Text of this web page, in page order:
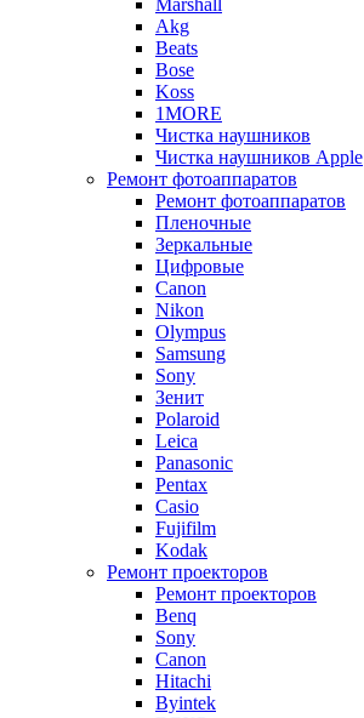
Marshall
Akg
Beats
Bose
Koss
1MORE
Чистка наушников
Чистка наушников Apple
Ремонт фотоаппаратов
Ремонт фотоаппаратов
Пленочные
Зеркальные
Цифровые
Canon
Nikon
Olympus
Samsung
Sony
Зенит
Polaroid
Leica
Panasonic
Pentax
Casio
Fujifilm
Kodak
Ремонт проекторов
Ремонт проекторов
Benq
Sony
Canon
Hitachi
Byintek